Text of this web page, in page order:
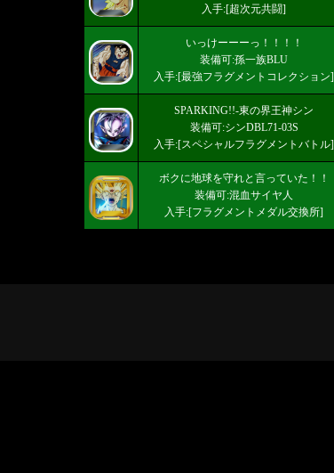
入手:[超次元共闘]
いっけーーーっ！！！！
装備可:孫一族BLU
入手:[最強フラグメントコレクション]
SPARKING!!-東の界王神シン
装備可:シンDBL71-03S
入手:[スペシャルフラグメントバトル]
ボクに地球を守れと言っていた！！
装備可:混血サイヤ人
入手:[フラグメントメダル交換所]